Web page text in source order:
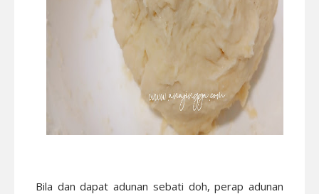
Bila dan dapat adunan sebati doh, perap adunan